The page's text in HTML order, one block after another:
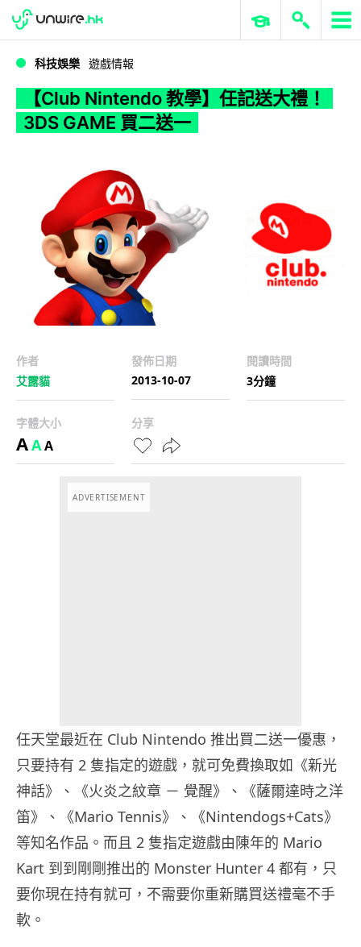
WWDC 2026 ERP 與商業 AI
科技娛樂 遊戲情報
【Club Nintendo 教學】任記送大禮！
3DS GAME 買二送一
作者
艾露貓
發佈日期
2013-10-07
閱讀時間
3分鐘
字體大小
AAA
分享
ADVERTISEMENT
任天堂最近在 Club Nintendo 推出買二送一優惠，
只要持有 2 隻指定的遊戲，就可免費換取如《新光
神話》、《火炎之紋章 － 覺醒》、《薩爾達時之洋
笛》、《Mario Tennis》、《Nintendogs+Cats》
等知名作品。而且 2 隻指定遊戲由陳年的 Mario
Kart 到到剛剛推出的 Monster Hunter 4 都有，只
要你現在持有就可，不需要你重新購買送禮毫不手
軟。